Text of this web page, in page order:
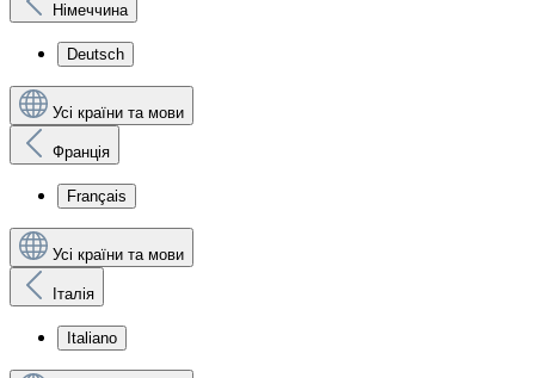
Німеччина
Deutsch
Усі країни та мови
Франція
Français
Усі країни та мови
Італія
Italiano